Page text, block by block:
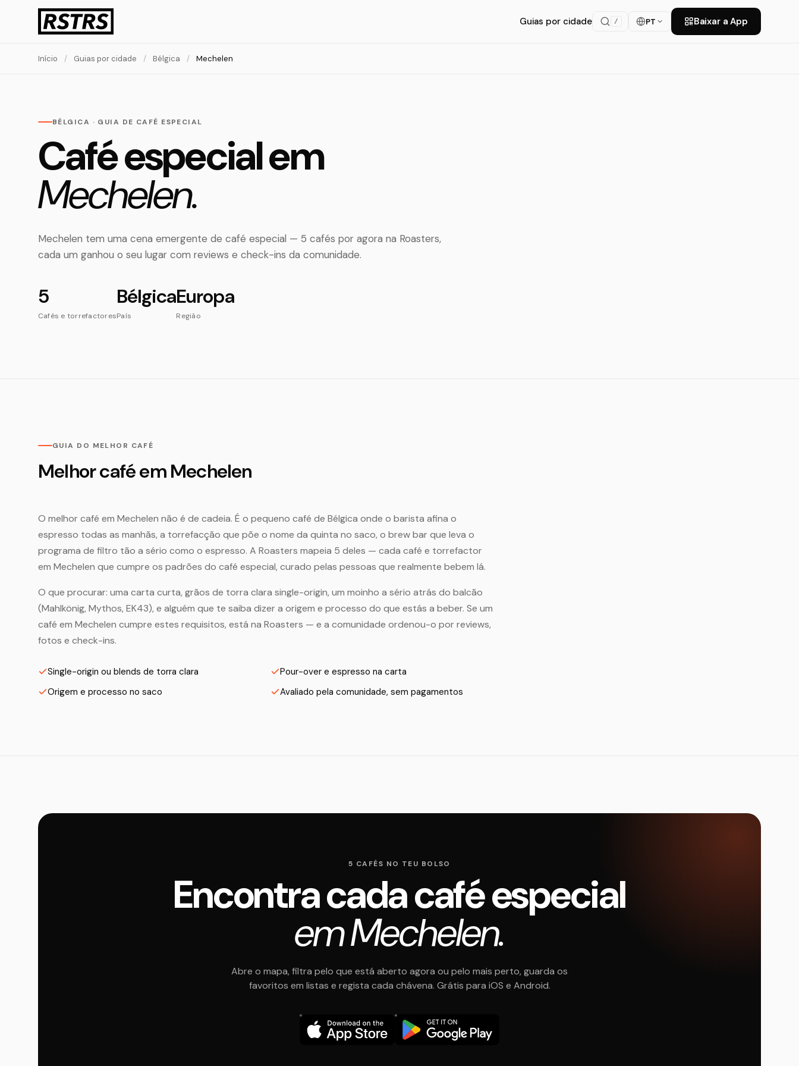
Guias por cidade / PT Baixar a App
Início / Guias por cidade / Bélgica / Mechelen
BÉLGICA · GUIA DE CAFÉ ESPECIAL
Café especial em
Mechelen.
Mechelen tem uma cena emergente de café especial — 5 cafés por agora na Roasters,
cada um ganhou o seu lugar com reviews e check-ins da comunidade.
5
Cafés e torrefactores
Bélgica
País
Europa
Região
GUIA DO MELHOR CAFÉ
Melhor café em Mechelen
O melhor café em Mechelen não é de cadeia. É o pequeno café de Bélgica onde o barista afina o
espresso todas as manhãs, a torrefacção que põe o nome da quinta no saco, o brew bar que leva o
programa de filtro tão a sério como o espresso. A Roasters mapeia 5 deles — cada café e torrefactor
em Mechelen que cumpre os padrões do café especial, curado pelas pessoas que realmente bebem lá.
O que procurar: uma carta curta, grãos de torra clara single-origin, um moinho a sério atrás do balcão
(Mahlkönig, Mythos, EK43), e alguém que te saiba dizer a origem e processo do que estás a beber. Se um
café em Mechelen cumpre estes requisitos, está na Roasters — e a comunidade ordenou-o por reviews,
fotos e check-ins.
Single-origin ou blends de torra clara
Pour-over e espresso na carta
Origem e processo no saco
Avaliado pela comunidade, sem pagamentos
5 CAFÉS NO TEU BOLSO
Encontra cada café especial
em Mechelen.
Abre o mapa, filtra pelo que está aberto agora ou pelo mais perto, guarda os
favoritos em listas e regista cada chávena. Grátis para iOS e Android.